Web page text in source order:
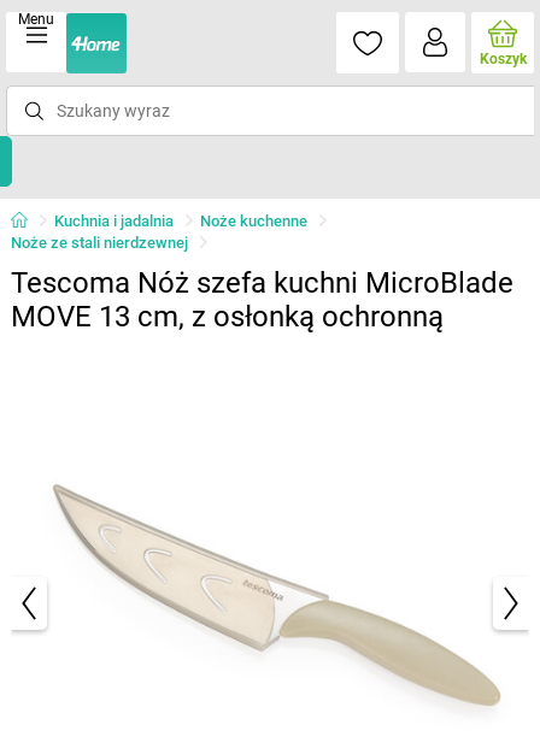
Menu
Koszyk
Kuchnia i jadalnia
Noże kuchenne
Noże ze stali nierdzewnej
Tescoma Nóż szefa kuchni MicroBlade
MOVE 13 cm, z osłonką ochronną